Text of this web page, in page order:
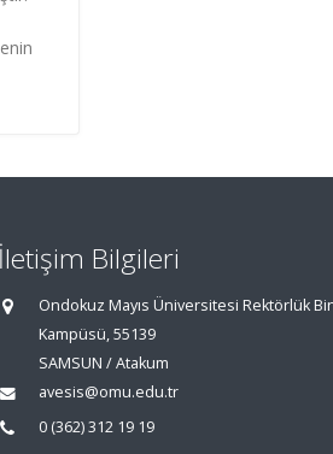
İletişim Bilgileri
Ondokuz Mayıs Üniversitesi Rektörlük
Kampüsü, 55139
SAMSUN / Atakum
avesis@omu.edu.tr
0 (362) 312 19 19